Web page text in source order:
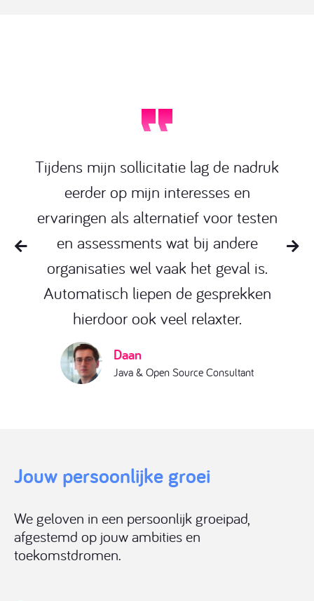
Tijdens mijn sollicitatie lag de nadruk
eerder op mijn interesses en
ervaringen als alternatief voor testen
en assessments wat bij andere
organisaties wel vaak het geval is.
Automatisch liepen de gesprekken
hierdoor ook veel relaxter.
Daan
Java & Open Source Consultant
Jeroen
Java & Open Source Consultant
Quinten
Java & Open Source Consultant
Jouw persoonlijke groei
We geloven in een persoonlijk groeipad,
afgestemd op jouw ambities en
toekomstdromen.